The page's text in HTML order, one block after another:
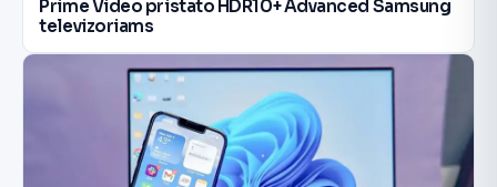
Prime Video pristato HDR10+ Advanced Samsung
televizoriams